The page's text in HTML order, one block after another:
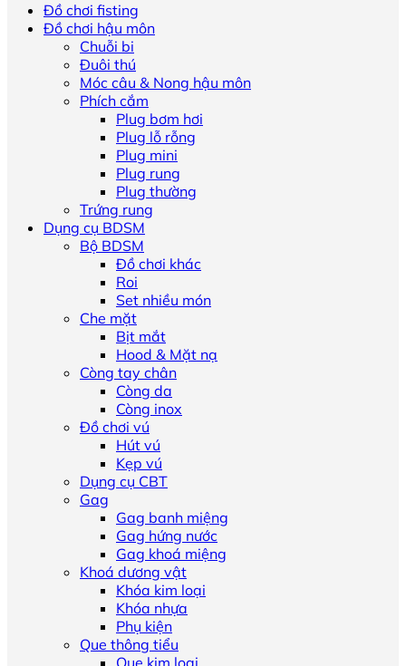
Đồ chơi fisting
Đồ chơi hậu môn
Chuỗi bi
Đuôi thú
Móc câu & Nong hậu môn
Phích cắm
Plug bơm hơi
Plug lỗ rỗng
Plug mini
Plug rung
Plug thường
Trứng rung
Dụng cụ BDSM
Bộ BDSM
Đồ chơi khác
Roi
Set nhiều món
Che mặt
Bịt mắt
Hood & Mặt nạ
Còng tay chân
Còng da
Còng inox
Đồ chơi vú
Hút vú
Kẹp vú
Dụng cụ CBT
Gag
Gag banh miệng
Gag hứng nước
Gag khoá miệng
Khoá dương vật
Khóa kim loại
Khóa nhựa
Phụ kiện
Que thông tiểu